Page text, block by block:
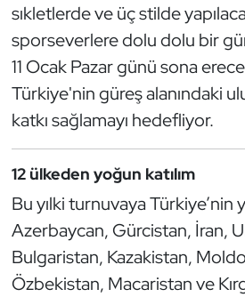
sıkletlerde ve üç stilde
sporseverlere dolu dolu bir
11 Ocak Pazar günü sona
Türkiye'nin güreş alanındaki
katkı sağlamayı hedefliyor.
12 ülkeden yoğun katılım
Bu yılki turnuvaya Türkiye’nin
Azerbaycan, Gürcistan, İran,
Bulgaristan, Kazakistan,
Özbekistan, Macaristan ve
Güreş
Halter
Hava Sporları
Hentbol
İşitme Engelli Sporcular